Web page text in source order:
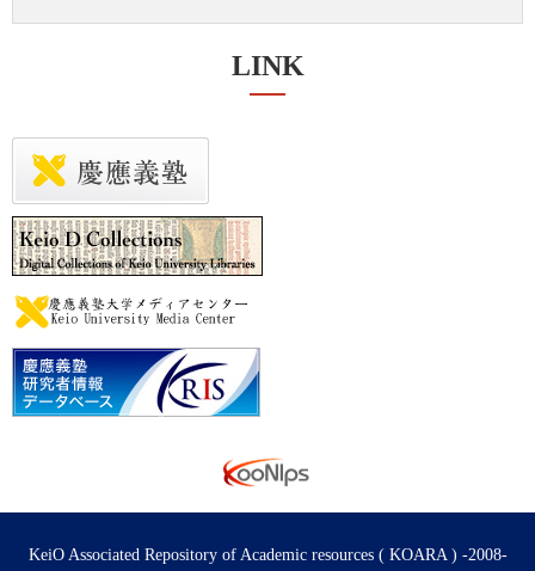
LINK
KeiO Associated Repository of Academic resources ( KOARA ) -2008-